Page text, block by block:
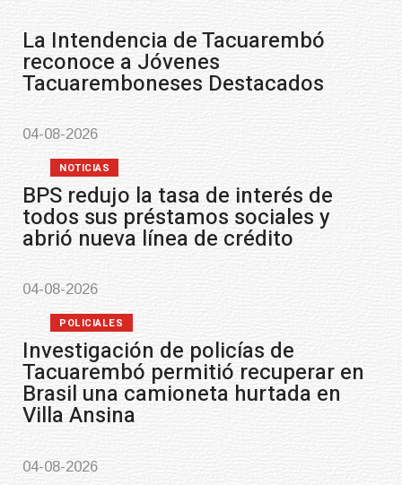
UTE hizo llamado laboral
03-08-2026
NOTICIAS
Siniestro laboral con
01-08-2026
POLICIALES
Inauguran Destacamento de
Republicana en Durazno
NOTICIAS